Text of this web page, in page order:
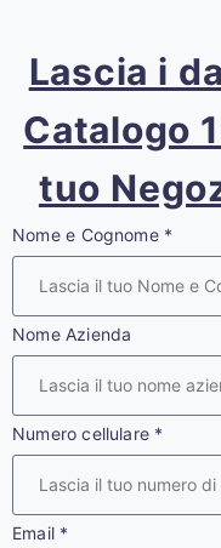
Lascia i
Catalogo
tuo
Nome e Cognome *
Nome Azienda
Numero cellulare *
Email *